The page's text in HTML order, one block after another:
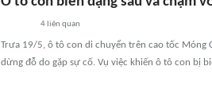
4liên quan
Trưa 19/5, ô tô con di chuyển trên cao tốc Móng
dừng đỗ do gặp sự cố. Vụ việc khiến ô tô con bị